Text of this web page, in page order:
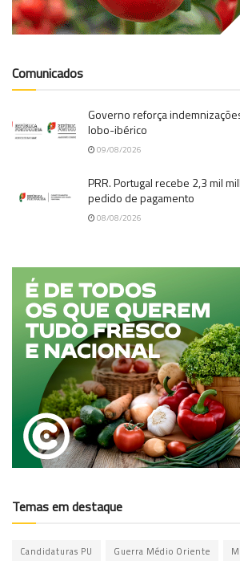
Comunicados
Governo reforça
lobo-ibérico
09/08/2026
PRR. Portugal recebe 2,3 mil
pedido de pagamento
08/08/2026
Temas em destaque
Candidaturas PU Guerra Médio Oriente